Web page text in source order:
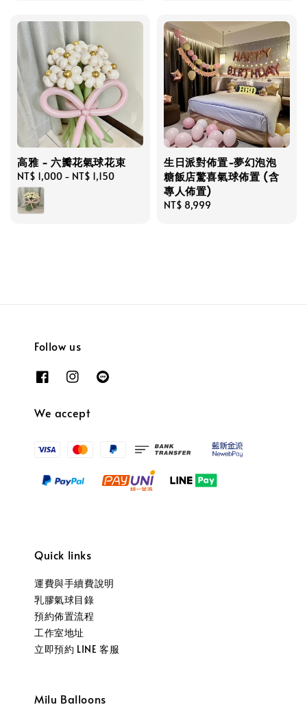
高雅 - 六瓣花氣球花束
Regular
price
NT$ 1,000 - NT$ 1,150
生日派對佈置-夢幻泡泡
糖飯店驚喜氣球佈置 (含
專人佈置)
Regular
NT$ 8,999
Follow us
We accept
Quick links
運費與手續費說明
乳膠氣球目錄
預約佈置流程
工作室地址
立即預約 LINE 客服
Milu Balloons